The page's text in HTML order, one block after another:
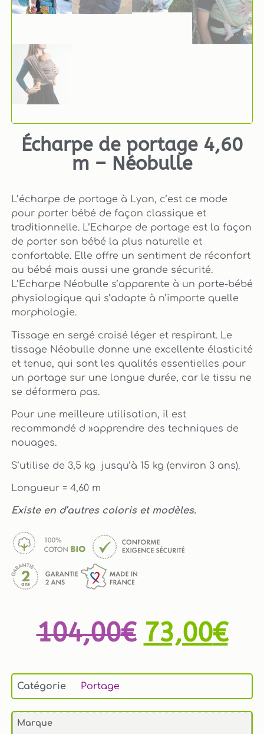
Écharpe de portage 4,60
m – Néobulle
L’écharpe de portage à Lyon, c’est ce mode
pour porter bébé de façon classique et
traditionnelle. L’Echarpe de portage est la façon
de porter son bébé la plus naturelle et
confortable. Elle offre un sentiment de réconfort
au bébé mais aussi une grande sécurité.
L’Echarpe Néobulle s’apparente à un porte-bébé
physiologique qui s’adapte à n’importe quelle
morphologie.
Tissage en sergé croisé léger et respirant. Le
tissage Néobulle donne une excellente élasticité
et tenue, qui sont les qualités essentielles pour
un portage sur une longue durée, car le tissu ne
se déformera pas.
Pour une meilleure utilisation, il est
recommandé d »apprendre des techniques de
nouages.
S’utilise de 3,5 kg jusqu’à 15 kg (environ 3 ans).
Longueur = 4,60 m
Existe en d’autres coloris et modèles.
104,00€ 73,00€
Catégorie Portage
Marque